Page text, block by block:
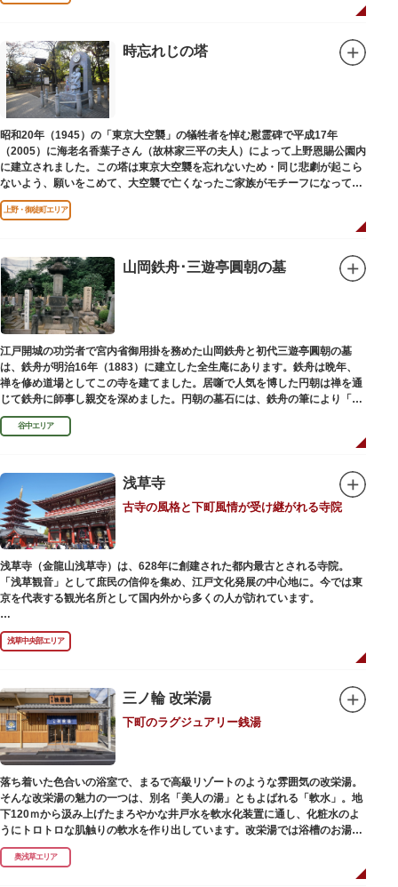
時忘れじの塔
昭和20年（1945）の「東京大空襲」の犠牲者を悼む慰霊碑で平成17年
（2005）に海老名香葉子さん（故林家三平の夫人）によって上野恩賜公園内
に建立されました。この塔は東京大空襲を忘れないため・同じ悲劇が起こら
ないよう、願いをこめて、大空襲で亡くなったご家族がモチーフになってい
る平和祈念母子像・時計塔です。
上野・御徒町エリア
山岡鉄舟･三遊亭圓朝の墓
江戸開城の功労者で宮内省御用掛を務めた山岡鉄舟と初代三遊亭圓朝の墓
は、鉄舟が明治16年（1883）に建立した全生庵にあります。鉄舟は晩年、
禅を修め道場としてこの寺を建てました。居噺で人気を博した円朝は禅を通
じて鉄舟に師事し親交を深めました。円朝の墓石には、鉄舟の筆により「三
遊亭円朝無舌居士」とあります。
谷中エリア
浅草寺
古寺の風格と下町風情が受け継がれる寺院
浅草寺（金龍山浅草寺）は、628年に創建された都内最古とされる寺院。
「浅草観音」として庶民の信仰を集め、江戸文化発展の中心地に。今では東
京を代表する観光名所として国内外から多くの人が訪れています。
浅草の象徴とも言える「雷門（風雷神門）」は、高さ3.9mの大提灯と風神雷
神像が安置された浅草寺の総門。本堂前には2体の仁王尊像が並ぶ山門「宝
蔵門」が建ち、参拝客を堂々と迎えてくれます。本堂前には、邪気を払うご
身を清めましょう。「観音堂」とも呼ばれる本堂にはご本尊の聖観世音菩薩
が祀られており、毎日定時に法要が執り行われています。
境内の歴史ある建造物も必見です。ひと際目立つ五重塔、国指定重要文化財
の二天門、浅草名所七福神のひとつ・大黒天が祀られた影向堂（ようごうど
う）など、悠久の時に思いを馳せて見学をお楽しみください。
日没後はライトアップされ、朱塗りの建物がより一層鮮やかに浮かび上がり
ます。昼間は約90店舗が軒を連ねる仲見世のお店も閉まり、シャッターに描
かれた「浅草絵巻」を楽しめるのも夜の醍醐味。撮影スポットやデートスポ
ットにもおすすめです。昼間と比べて人が少なくゆっくり巡れるので、足を
運んでみてはいかがでしょうか。
浅草中央部エリア
三ノ輪 改栄湯
下町のラグジュアリー銭湯
落ち着いた色合いの浴室で、まるで高級リゾートのような雰囲気の改栄湯。
そんな改栄湯の魅力の一つは、別名「美人の湯」ともよばれる「軟水」。地
下120ｍから汲み上げたまろやかな井戸水を軟水化装置に通し、化粧水のよ
うにトロトロな肌触りの軟水を作り出しています。改栄湯では浴槽のお湯か
らカランのお湯まですべてが軟水。お風呂上がりにはお肌しっとり、髪の毛
さらさらになれることまちがいなしです。お風呂の種類も多く、高濃度浸透
炭酸泉、シルキーバス、ジェットバス、サウナなど気分によって様々なお風
奥浅草エリア